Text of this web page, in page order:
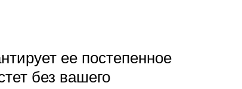
ее постепенное
без вашего